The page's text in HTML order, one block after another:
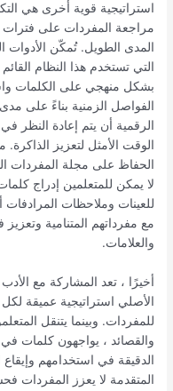
استراتيجية قوية أخرى هي
مراجعة المفردات على فترات
المدى الطويل. تُمكّن الأدوات
التي تستخدم هذا النظام
بشكل منهجي على الكلمات
الفواصل الزمنية بناءً على
الرقمية أن يتم إعادة
الوقت الأمثل لتعزيز
الحفاظ على مجلة المفردات
لا يمكن للمتعلمين إدراج
للعينات وملاحظات المرادفات
مع مفرداتهم المتنامية وتعزيز
والعلامات.
أخيرًا ، تعد المشاركة مع
الأصلي استراتيجية عميقة
للمفردات. وبينما يتنقل
والقصائد ، يواجهون كلمات في
الدقيقة في استخدامهم وإيقاع
المتقدمة لا يعزز المفردات